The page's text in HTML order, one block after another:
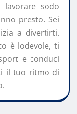
lavorare sodo
presto. Sei
a divertirti.
è lodevole, ti
e conduci
il ​​tuo ritmo di